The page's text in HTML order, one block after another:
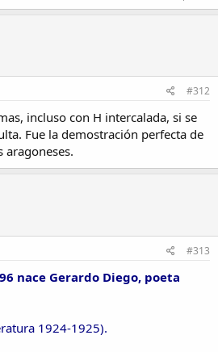
#312
incluso con H intercalada, si se
Fue la demostración perfecta de
aragoneses.
#313
nace Gerardo Diego, poeta
1924-1925).